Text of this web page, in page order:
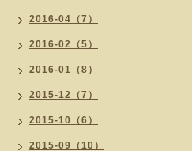
2016-04（7）
2016-02（5）
2016-01（8）
2015-12（7）
2015-10（6）
2015-09（10）